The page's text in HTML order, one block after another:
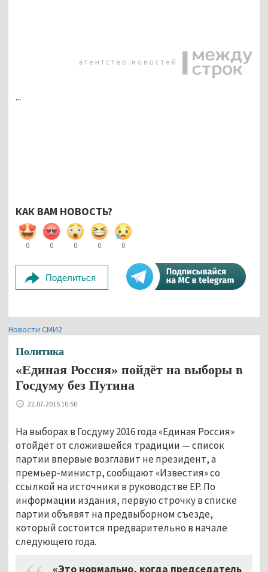
...
КАК ВАМ НОВОСТЬ?
0 0 0 0 0
Поделиться
Новости СМИ2
Политика
«Единая Россия» пойдёт на выборы в
Госдуму без Путина
22.07.2015 10:50
На выборах в Госдуму 2016 года «Единая Россия»
отойдёт от сложившейся традиции — список
партии впервые возглавит не президент, а
премьер-министр, сообщают «Известия» со
ссылкой на источники в руководстве ЕР. По
информации издания, первую строчку в списке
партии объявят на предвыборном съезде,
который состоится предварительно в начале
следующего года.
«Это нормально, когда председатель